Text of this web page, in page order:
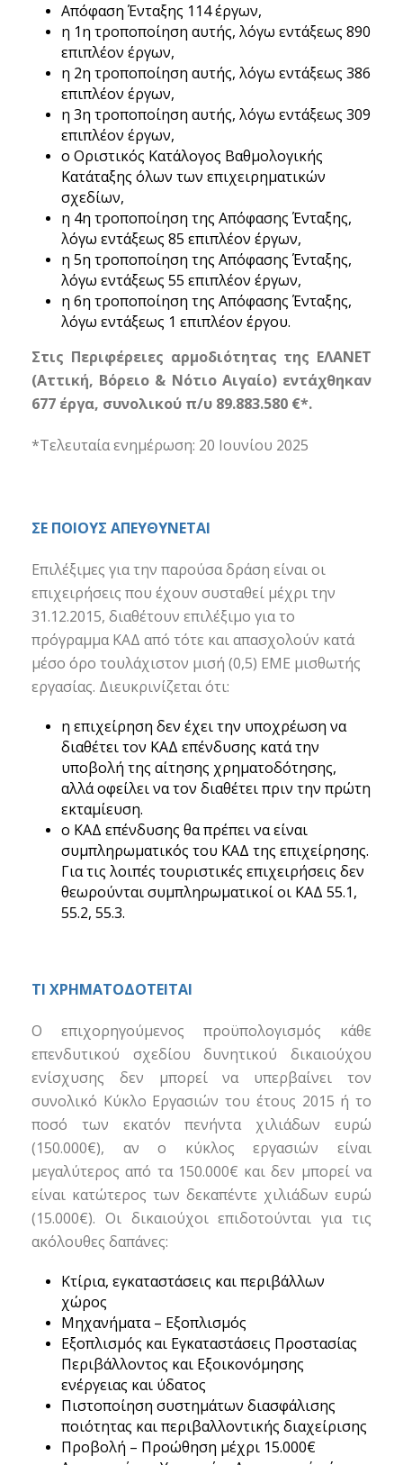
Απόφαση Ένταξης 114 έργων,
η 1η τροποποίηση αυτής, λόγω εντάξεως 890
επιπλέον έργων,
η 2η τροποποίηση αυτής, λόγω εντάξεως 386
επιπλέον έργων,
η 3η τροποποίηση αυτής, λόγω εντάξεως 309
επιπλέον έργων,
ο Οριστικός Κατάλογος Βαθμολογικής
Κατάταξης όλων των επιχειρηματικών
σχεδίων,
η 4η τροποποίηση της Απόφασης Ένταξης,
λόγω εντάξεως 85 επιπλέον έργων,
η 5η τροποποίηση της Απόφασης Ένταξης,
λόγω εντάξεως 55 επιπλέον έργων,
η 6η τροποποίηση της Απόφασης Ένταξης,
λόγω εντάξεως 1 επιπλέον έργoυ.
Στις Περιφέρειες αρμοδιότητας της ΕΛΑΝΕΤ
(Αττική, Βόρειο & Νότιο Αιγαίο) εντάχθηκαν
677 έργα, συνολικού π/υ 89.883.580 €*.
*Τελευταία ενημέρωση: 20 Ιουνίου 2025
ΣΕ ΠΟΙΟΥΣ ΑΠΕΥΘΥΝΕΤΑΙ
Επιλέξιμες για την παρούσα δράση είναι οι
επιχειρήσεις που έχουν συσταθεί μέχρι την
31.12.2015, διαθέτουν επιλέξιμο για το
πρόγραμμα ΚΑΔ από τότε και απασχολούν κατά
μέσο όρο τουλάχιστον μισή (0,5) ΕΜΕ μισθωτής
εργασίας. Διευκρινίζεται ότι:
η επιχείρηση δεν έχει την υποχρέωση να
διαθέτει τον ΚΑΔ επένδυσης κατά την
υποβολή της αίτησης χρηματοδότησης,
αλλά οφείλει να τον διαθέτει πριν την πρώτη
εκταμίευση.
ο ΚΑΔ επένδυσης θα πρέπει να είναι
συμπληρωματικός του ΚΑΔ της επιχείρησης.
Για τις λοιπές τουριστικές επιχειρήσεις δεν
θεωρούνται συμπληρωματικοί οι ΚΑΔ 55.1,
55.2, 55.3.
ΤΙ ΧΡΗΜΑΤΟΔΟΤΕΙΤΑΙ
Ο επιχορηγούμενος προϋπολογισμός κάθε
επενδυτικού σχεδίου δυνητικού δικαιούχου
ενίσχυσης δεν μπορεί να υπερβαίνει τον
συνολικό Κύκλο Εργασιών του έτους 2015 ή το
ποσό των εκατόν πενήντα χιλιάδων ευρώ
(150.000€), αν ο κύκλος εργασιών είναι
μεγαλύτερος από τα 150.000€ και δεν μπορεί να
είναι κατώτερος των δεκαπέντε χιλιάδων ευρώ
(15.000€). Οι δικαιούχοι επιδοτούνται για τις
ακόλουθες δαπάνες:
Κτίρια, εγκαταστάσεις και περιβάλλων
χώρος
Μηχανήματα – Εξοπλισμός
Εξοπλισμός και Εγκαταστάσεις Προστασίας
Περιβάλλοντος και Εξοικονόμησης
ενέργειας και ύδατος
Πιστοποίηση συστημάτων διασφάλισης
ποιότητας και περιβαλλοντικής διαχείρισης
Προβολή – Προώθηση μέχρι 15.000€